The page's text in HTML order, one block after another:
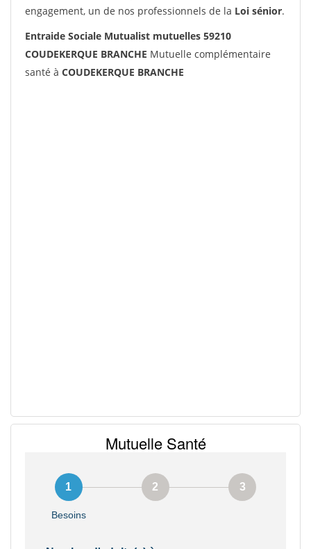
engagement, un de nos professionnels de la Loi sénior.
Entraide Sociale Mutualist mutuelles 59210
COUDEKERQUE BRANCHE Mutuelle complémentaire
santé à COUDEKERQUE BRANCHE